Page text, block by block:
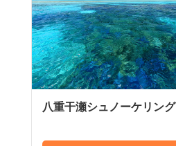
八重干瀬シュノーケリング